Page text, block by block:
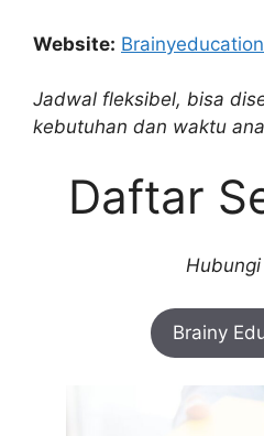
Website:
Jadwal fleksibel, bisa
kebutuhan dan waktu
Daftar
Brainy